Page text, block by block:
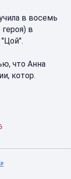
в восемь
в
что Анна
котор.